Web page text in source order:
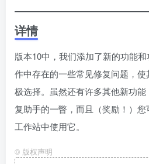
详情
版本10中，我们添加了新的功能
作中存在的一些常见修复问题，
极选择。虽然还有许多其他新功
复助手的一瞥，而且（奖励！）
工作站中使用它。
© 版权声明